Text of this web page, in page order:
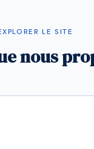
LE SITE
nous